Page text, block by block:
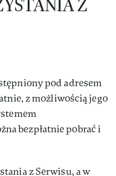
Z
pod adresem
z możliwością jego
bezpłatnie pobrać i
z Serwisu, a w